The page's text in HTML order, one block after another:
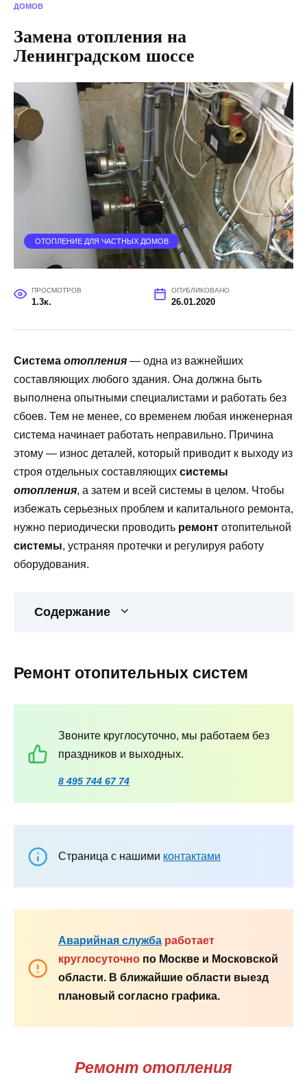
ДОМОВ
Замена отопления на
Ленинградском шоссе
ОТОПЛЕНИЕ ДЛЯ ЧАСТНЫХ ДОМОВ
ПРОСМОТРОВ
1.3к.
ОПУБЛИКОВАНО
26.01.2020
Система отопления — одна из важнейших
составляющих любого здания. Она должна быть
выполнена опытными специалистами и работать без
сбоев. Тем не менее, со временем любая инженерная
система начинает работать неправильно. Причина
этому — износ деталей, который приводит к выходу из
строя отдельных составляющих системы
отопления, а затем и всей системы в целом. Чтобы
избежать серьезных проблем и капитального ремонта,
нужно периодически проводить ремонт отопительной
системы, устраняя протечки и регулируя работу
оборудования.
Содержание
Ремонт отопительных систем
Звоните круглосуточно, мы работаем без
праздников и выходных.
8 495 744 67 74
Страница с нашими контактами
Аварийная служба работает
круглосуточно по Москве и Московской
области. В ближайшие области выезд
плановый согласно графика.
Ремонт отопления